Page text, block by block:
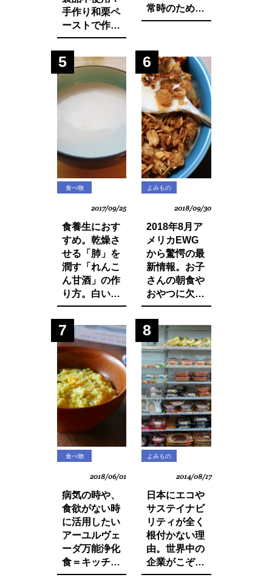
手作り和栗ペ
ーストで作る
モンブランパ
フェの作り方
常時のために
知っておきた
マネージ。
5
食べ物
2017/09/25
食養生におす
すめ。乾燥さ
せる「肺」を
潤す「れんこ
ん甘酒」の作
り方。白い食
材でカラダを
養おう。
6
よみもの
2018/09/30
2018年8月ア
メリカEWG
から驚愕の最
新情報。お子
さんの朝食や
おやつに欠か
せないシリア
ルから大量の
発がん性物質
グリホサート
が検出！
7
食べ物
2018/06/01
病気の時や、
食欲がない時
に活用したい
アーユルヴェ
ーダ万能浄化
食＝キッチャ
リーの作り方
8
よみもの
2014/08/17
日本にエコや
サステイナビ
リティが全く
根付かない理
由。世界中の
企業がこぞっ
て取り組む